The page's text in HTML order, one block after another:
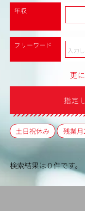
年収
フリーワード
更
指定
土日祝休み 残業
検索結果は０件です。